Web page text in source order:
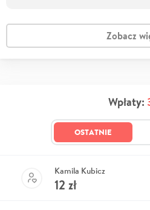
Zobacz
Wpłaty:
OSTATNIE
Kamila Kubicz
12 zł